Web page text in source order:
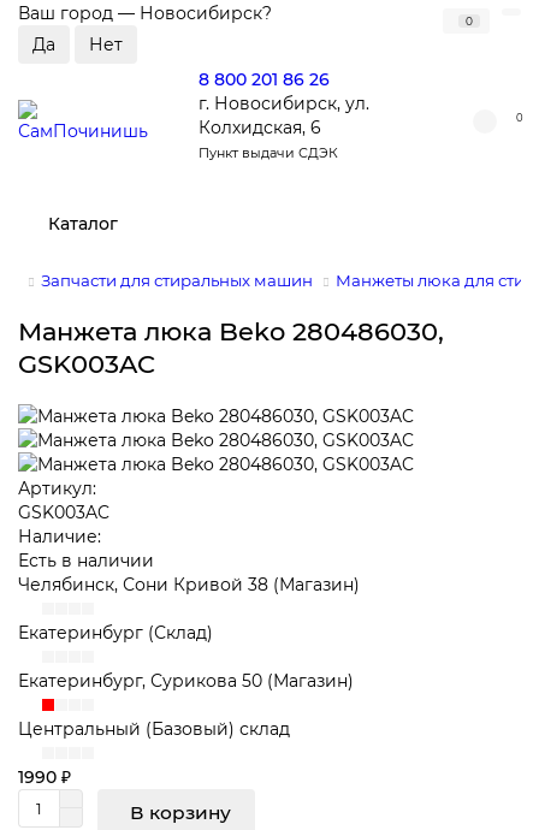
Ваш город — Новосибирск? 0
8 800 201 86 26
г. Новосибирск, ул.
Колхидская, 6
Пункт выдачи СДЭК
0
Каталог
Запчасти для стиральных машин Манжеты люка для
Манжета люка Beko 280486030,
GSK003AC
Артикул:
GSK003AC
Наличие:
Есть в наличии
Челябинск, Сони Кривой 38 (Магазин)
Екатеринбург (Склад)
Екатеринбург, Сурикова 50 (Магазин)
Центральный (Базовый) склад
1990 ₽
В корзину